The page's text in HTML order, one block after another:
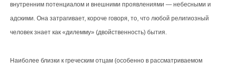
внутренним потенциалом и внешними проявлениями — небесными и
адскими. Она затрагивает, короче говоря, то, что любой религиозный
человек знает как «дилемму» (двойственность) бытия.
Наиболее близки к греческим отцам (особенно в рассматриваемом